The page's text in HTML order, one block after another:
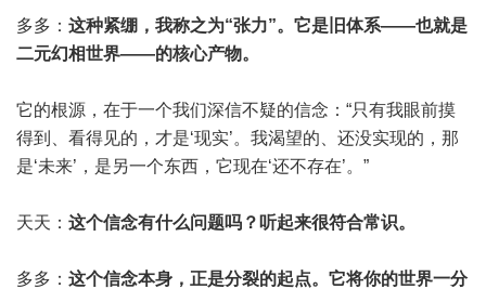
多多： 这种紧绷，我称之为“张力”。它是旧体系——也就是
二元幻相世界——的核心产物。
它的根源，在于一个我们深信不疑的信念：“只有我眼前摸
得到、看得见的，才是‘现实’。我渴望的、还没实现的，那
是‘未来’，是另一个东西，它现在‘还不存在’。”
天天： 这个信念有什么问题吗？听起来很符合常识。
多多： 这个信念本身，正是分裂的起点。它将你的世界一分